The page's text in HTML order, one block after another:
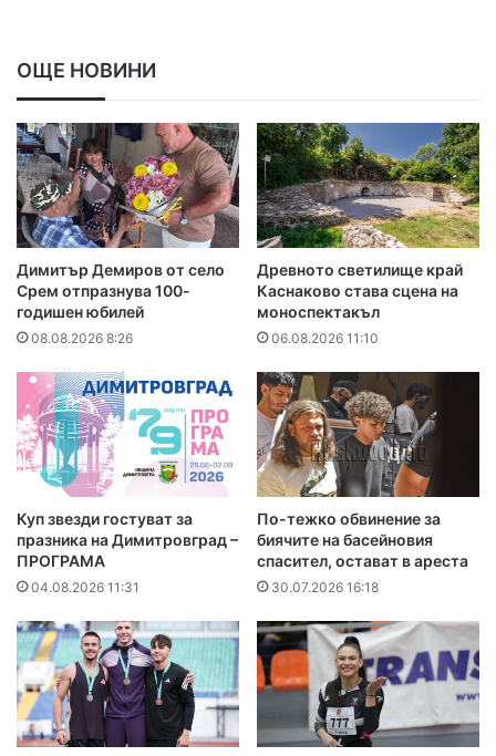
ОЩЕ НОВИНИ
Димитър Демиров от село
Срем отпразнува 100-
годишен юбилей
08.08.2026 8:26
Древното светилище край
Каснаково става сцена на
моноспектакъл
06.08.2026 11:10
Куп звезди гостуват за
празника на Димитровград –
ПРОГРАМА
04.08.2026 11:31
По-тежко обвинение за
биячите на басейновия
спасител, остават в ареста
30.07.2026 16:18